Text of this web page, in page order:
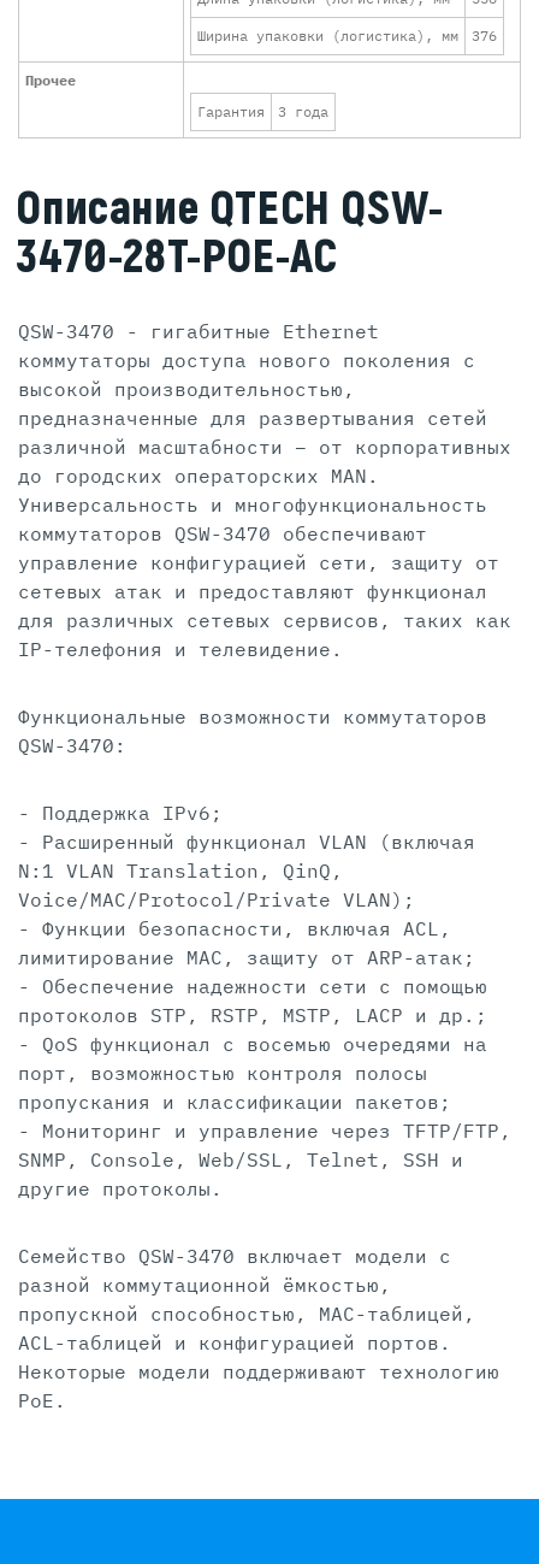
Ширина упаковки (логистика), мм 376
Прочее
Гарантия
3 года
Описание QTECH QSW-
3470-28T-POE-AC
QSW-3470 - гигабитные Ethernet
коммутаторы доступа нового поколения с
высокой производительностью,
предназначенные для развертывания сетей
различной масштабности – от корпоративных
до городских операторских MAN.
Универсальность и многофункциональность
коммутаторов QSW-3470 обеспечивают
управление конфигурацией сети, защиту от
сетевых атак и предоставляют функционал
для различных сетевых сервисов, таких как
IP-телефония и телевидение.
Функциональные возможности коммутаторов
QSW-3470:
- Поддержка IPv6;
- Расширенный функционал VLAN (включая
N:1 VLAN Translation, QinQ,
Voice/MAC/Protocol/Private VLAN);
- Функции безопасности, включая ACL,
лимитирование MAC, защиту от ARP-атак;
- Обеспечение надежности сети с помощью
протоколов STP, RSTP, MSTP, LACP и др.;
- QoS функционал с восемью очередями на
порт, возможностью контроля полосы
пропускания и классификации пакетов;
- Мониторинг и управление через TFTP/FTP,
SNMP, Console, Web/SSL, Telnet, SSH и
другие протоколы.
Семейство QSW-3470 включает модели с
разной коммутационной ёмкостью,
пропускной способностью, MAC-таблицей,
ACL-таблицей и конфигурацией портов.
Некоторые модели поддерживают технологию
PoE.